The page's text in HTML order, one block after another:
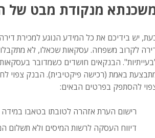
מנקודת מבט של
יש בידיכם את כל המידע הנוגע למכירת
לקרוב משפחה. עסקאות שכאלו, לא
הבנקאים חושדים כשמדובר
באמת (רכישה פיקטיבית). הבנק צפוי
להסתפק בפרטים הבאים:
רישום הערת אזהרה לטובתו בטאבו
דיווח העסקה לרשות המיסים ולא